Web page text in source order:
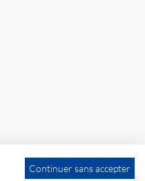
Continuer sans accepter